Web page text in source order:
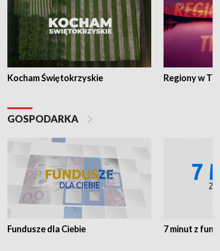
Kocham Świętokrzyskie Regiony w
GOSPODARKA
Fundusze dla Ciebie 7 minut z